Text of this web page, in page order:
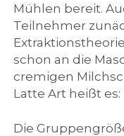
Mühlen bereit.
Teilnehmer
schon an die
cremigen
Latte Art heißt
Die